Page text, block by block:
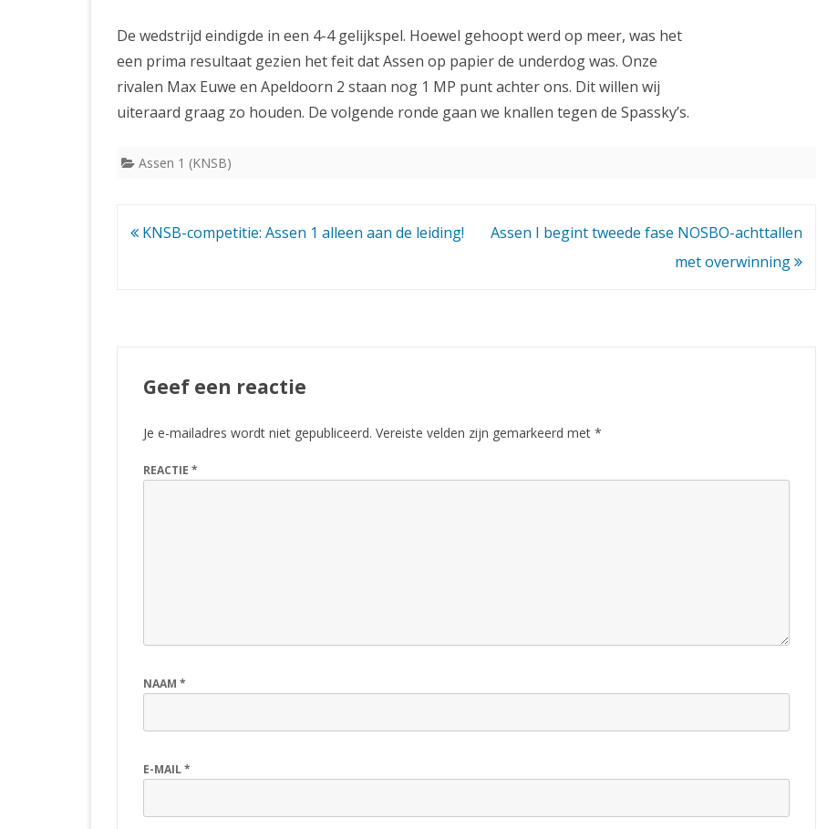
De wedstrijd eindigde in een 4-4 gelijkspel. Hoewel gehoopt werd op meer, was het
een prima resultaat gezien het feit dat Assen op papier de underdog was. Onze
rivalen Max Euwe en Apeldoorn 2 staan nog 1 MP punt achter ons. Dit willen wij
uiteraard graag zo houden. De volgende ronde gaan we knallen tegen de Spassky’s.
Assen 1 (KNSB)
Bericht
KNSB-competitie: Assen 1 alleen aan de leiding!
Assen I begint tweede fase NOSBO-achttallen
met overwinning
Geef een reactie
Je e-mailadres wordt niet gepubliceerd. Vereiste velden zijn gemarkeerd met *
REACTIE *
NAAM *
E-MAIL*